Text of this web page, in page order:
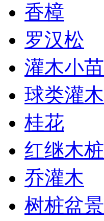
香樟
罗汉松
灌木小苗
球类灌木
桂花
红继木桩
乔灌木
树桩盆景